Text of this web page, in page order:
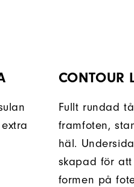
CONTOUR
Fullt rundad
framfoten,
häl.
skapad för
formen på